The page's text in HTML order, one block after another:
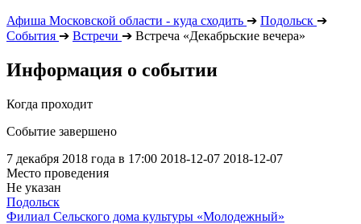
Афиша Московской области - куда сходить ➔ Подольск ➔
События ➔ Встречи ➔ Встреча «Декабрьские вечера»
Информация о событии
Когда проходит
Событие завершено
7 декабря 2018 года в 17:00 2018-12-07 2018-12-07
Место проведения
Не указан
Подольск
Филиал Сельского дома культуры «Молодежный»